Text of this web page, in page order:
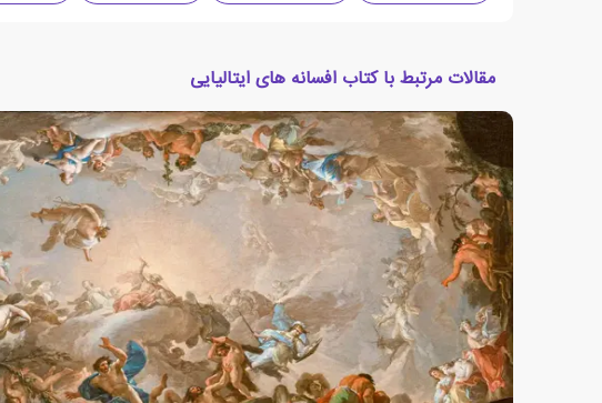
مقالات مرتبط با کتاب افسانه های ایتالیایی